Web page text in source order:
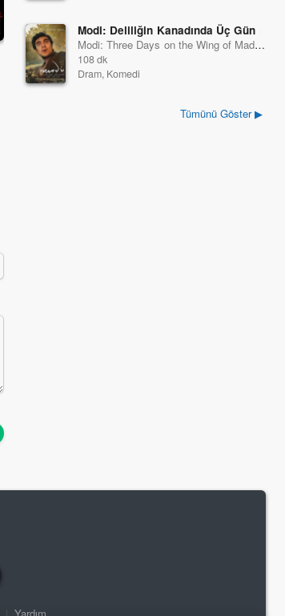
Karanlıkla Karşı Karşıya
2018
Sarayın Gözdesi
Modi: Deliliğin Kanadında Üç Gün
Modi: Three Days on the Wing of Madness
108 dk
Dram, Komedi
Tümünü Göster ▶